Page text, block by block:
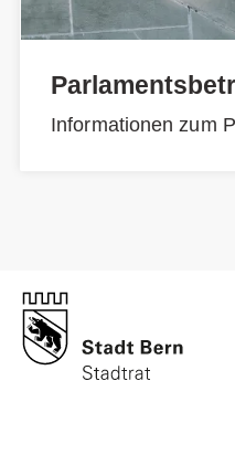
Informationen zum